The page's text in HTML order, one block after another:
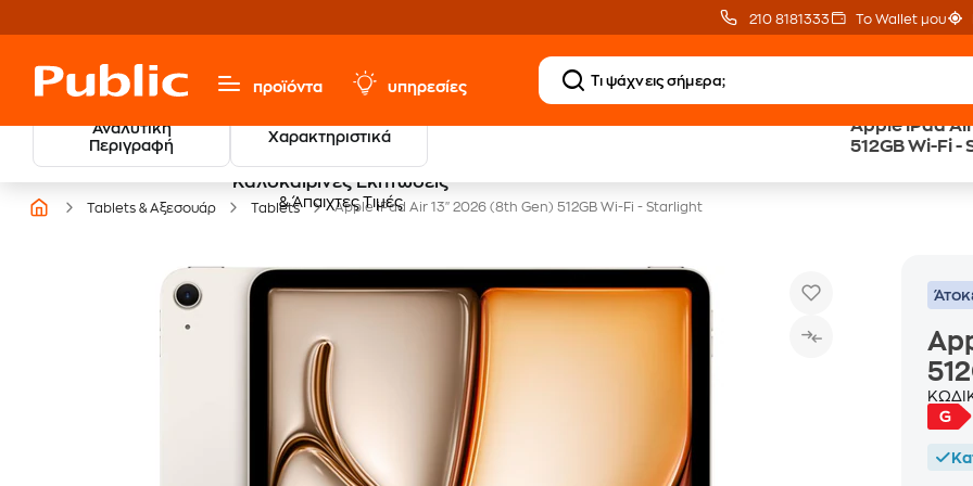
210 8181333 Το Wallet μου
προϊόντα υπηρεσίες
Αναλυτική
Περιγραφή
Χαρακτηριστικά
Apple iPad
512GB Wi-Fi -
Καλοκαιρινές Εκπτώσεις
& Άπαιχτες Τιμές
Δωρεάν BoxNow
Tablets & Αξεσουάρ Tablets Apple iPad Air 13" 2026 (8th Gen) 512GB Wi-Fi - Starlight